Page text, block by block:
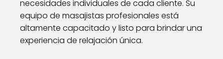
necesidades individuales de cada cliente. Su
equipo de masajistas profesionales está
altamente capacitado y listo para brindar una
experiencia de relajación única.